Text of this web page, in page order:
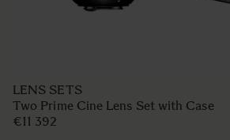
LENS SETS
Two Prime Cine Lens Set with Case
€11 392